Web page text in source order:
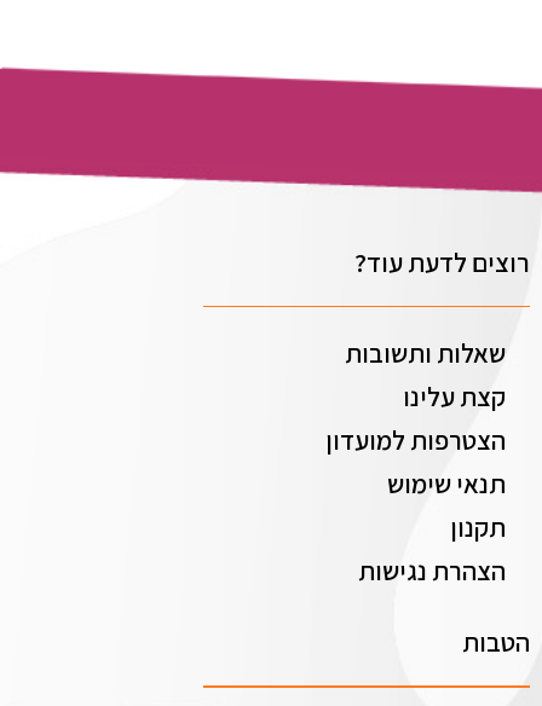
רוצים לדעת עוד?
שאלות ותשובות
קצת עלינו
הצטרפות למועדון
תנאי שימוש
תקנון
הצהרת נגישות
הטבות